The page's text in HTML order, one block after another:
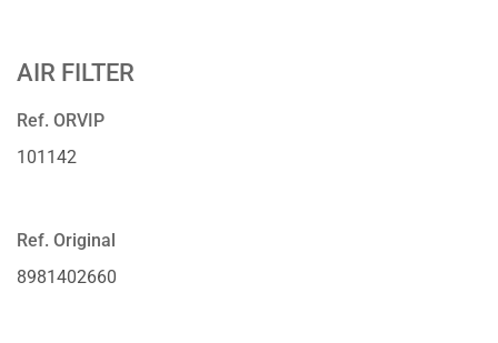
AIR FILTER
Ref. ORVIP
101142
Ref. Original
8981402660